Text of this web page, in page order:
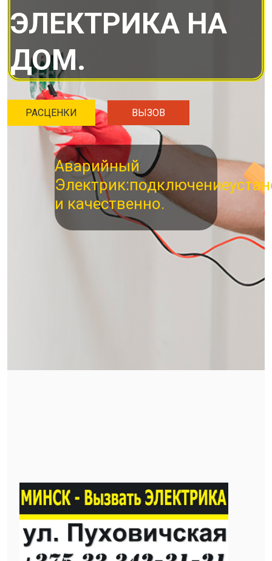
ЭЛЕКТРИКА НА
ДОМ.
РАСЦЕНКИ ВЫЗОВ
Аварийный
Электрик:подключение
и качественно.